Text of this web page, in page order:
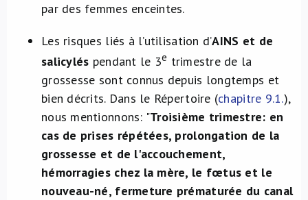
par des femmes enceintes.
Les risques liés à l’utilisation d’AINS et de
salicylés pendant le 3e trimestre de la
grossesse sont connus depuis longtemps et
bien décrits. Dans le Répertoire (chapitre 9.1.),
nous mentionnons: "Troisième trimestre: en
cas de prises répétées, prolongation de la
grossesse et de l'accouchement,
hémorragies chez la mère, le fœtus et le
nouveau-né, fermeture prématurée du canal